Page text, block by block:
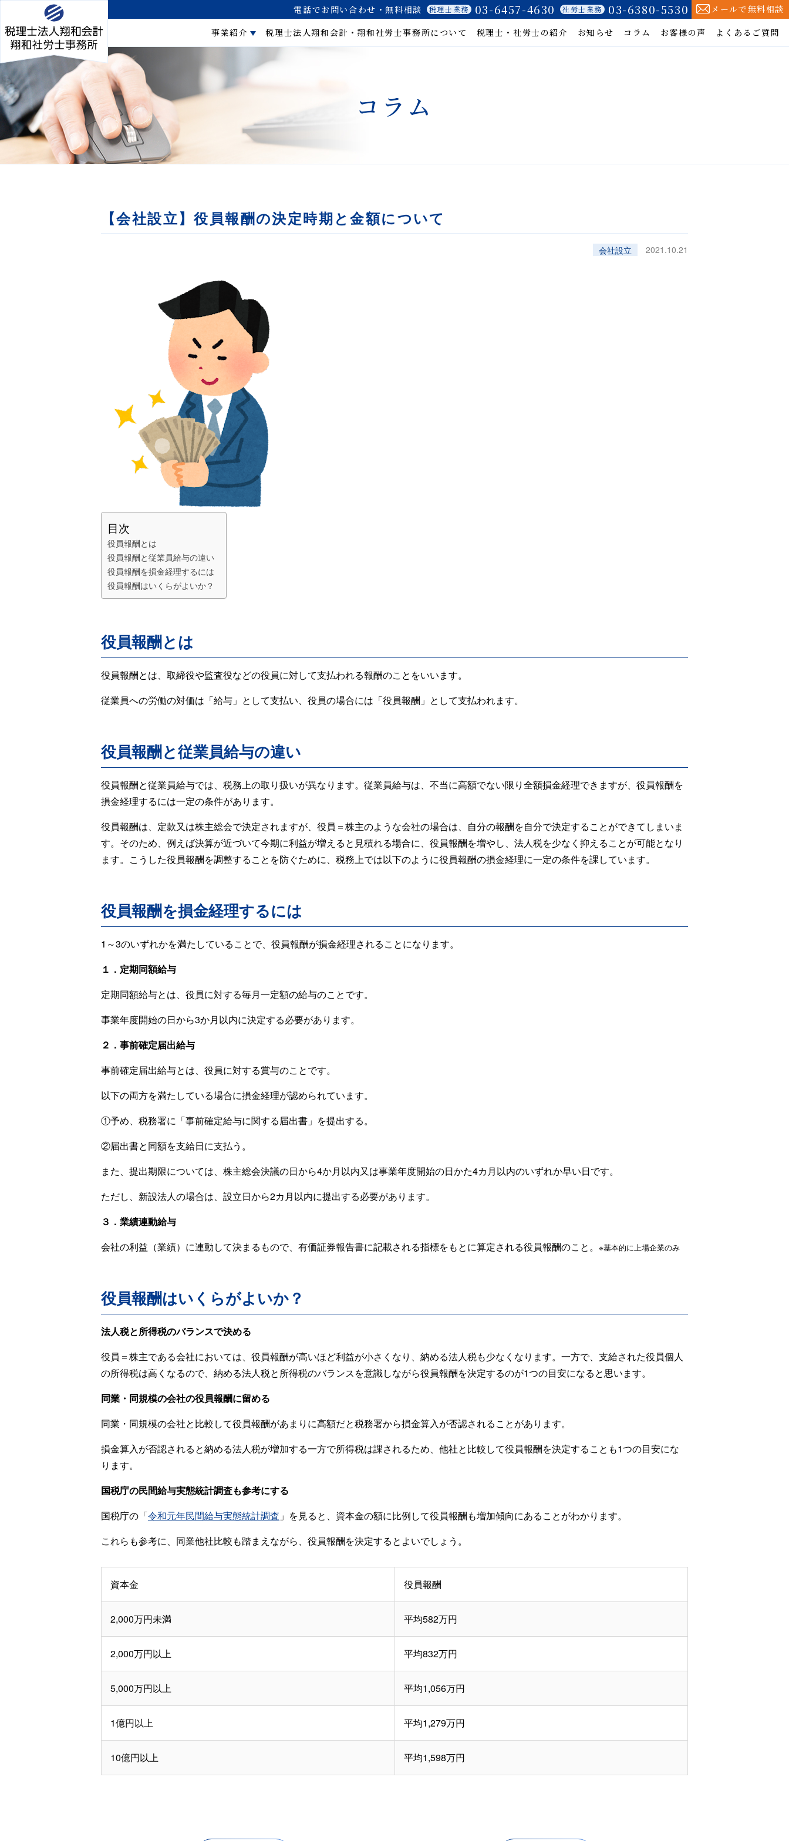
事業紹介 税理士法人翔和会計・翔和社労士事務所について 税理士・社労士の紹介 お知らせ コラム お客様の声 よくあるご質問
電話でお問い合わせ・無料相談 税理士業務 03-6457-4630 社労士業務 03-6380-5530 メールで無料相談
コラム
【会社設立】役員報酬の決定時期と金額について
会社設立 2021.10.21
目次
役員報酬とは
役員報酬と従業員給与の違い
役員報酬を損金経理するには
役員報酬はいくらがよいか？
役員報酬とは
役員報酬とは、取締役や監査役などの役員に対して支払われる報酬のことをいいます。
従業員への労働の対価は「給与」として支払い、役員の場合には「役員報酬」として支払われます。
役員報酬と従業員給与の違い
役員報酬と従業員給与では、税務上の取り扱いが異なります。従業員給与は、不当に高額でない限り全額損金経理できますが、役員報酬を
損金経理するには一定の条件があります。
役員報酬は、定款又は株主総会で決定されますが、役員＝株主のような会社の場合は、自分の報酬を自分で決定することができてしまいま
す。そのため、例えば決算が近づいて今期に利益が増えると見積れる場合に、役員報酬を増やし、法人税を少なく抑えることが可能となり
ます。こうした役員報酬を調整することを防ぐために、税務上では以下のように役員報酬の損金経理に一定の条件を課しています。
役員報酬を損金経理するには
1～3のいずれかを満たしていることで、役員報酬が損金経理されることになります。
１．定期同額給与
定期同額給与とは、役員に対する毎月一定額の給与のことです。
事業年度開始の日から3か月以内に決定する必要があります。
２．事前確定届出給与
事前確定届出給与とは、役員に対する賞与のことです。
以下の両方を満たしている場合に損金経理が認められています。
①予め、税務署に「事前確定給与に関する届出書」を提出する。
②届出書と同額を支給日に支払う。
また、提出期限については、株主総会決議の日から4か月以内又は事業年度開始の日かた4カ月以内のいずれか早い日です。
ただし、新設法人の場合は、設立日から2カ月以内に提出する必要があります。
３．業績連動給与
会社の利益（業績）に連動して決まるもので、有価証券報告書に記載される指標をもとに算定される役員報酬のこと。 ※基本的に上場企業のみ
役員報酬はいくらがよいか？
法人税と所得税のバランスで決める
役員＝株主である会社においては、役員報酬が高いほど利益が小さくなり、納める法人税も少なくなります。一方で、支給された役員個人
の所得税は高くなるので、納める法人税と所得税のバランスを意識しながら役員報酬を決定するのが1つの目安になると思います。
同業・同規模の会社の役員報酬に留める
同業・同規模の会社と比較して役員報酬があまりに高額だと税務署から損金算入が否認されることがあります。
損金算入が否認されると納める法人税が増加する一方で所得税は課されるため、他社と比較して役員報酬を決定することも1つの目安にな
ります。
国税庁の民間給与実態統計調査も参考にする
国税庁の「令和元年民間給与実態統計調査 」を見ると、資本金の額に比例して役員報酬も増加傾向にあることがわかります。
これらも参考に、同業他社比較も踏まえながら、役員報酬を決定するとよいでしょう。
資本金 役員報酬
2,000万円未満 平均582万円
2,000万円以上 平均832万円
5,000万円以上 平均1,056万円
1億円以上 平均1,279万円
10億円以上 平均1,598万円